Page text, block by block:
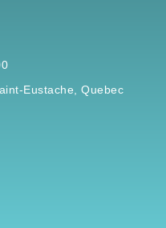
Eustache, Quebec